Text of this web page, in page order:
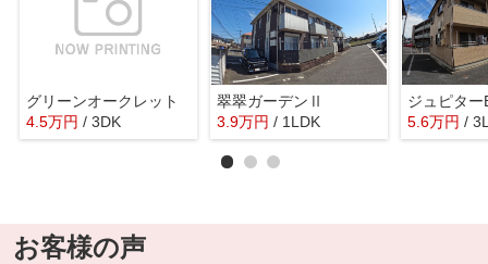
グリーンオークレット
4.5万円 / 3DK
翠翠ガーデンⅡ
3.9万円 / 1LDK
ジュピター
5.6万円 /
お客様の声